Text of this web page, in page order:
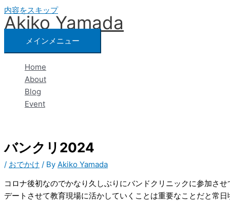
内容をスキップ
Akiko Yamada
メインメニュー
Home
About
Blog
Event
バンクリ2024
/ おでかけ / By Akiko Yamada
コロナ後初なのでかなり久しぶりにバンドクリニックに参加さ
デートさせて教育現場に活かしていくことは重要なことだと常